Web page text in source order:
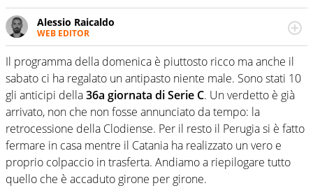
Alessio Raicaldo
WEB EDITOR
Un figlio che si chiama Diego e la tesi di laurea sugli stadi
di proprietà in Italia. Il calcio quale filo conduttore
irrinunciabile tra passione e professione. Per Virgilio
Sport indaga, approfondisce e scandaglia l'universo
mondo dello sport per antonomasia
Il programma della domenica è piuttosto ricco ma anche il
sabato ci ha regalato un antipasto niente male. Sono stati 10
gli anticipi della36a giornata di Serie C. Un verdetto è già
arrivato, non che non fosse annunciato da tempo: la
retrocessione della Clodiense. Per il resto il Perugia si è fatto
fermare in casa mentre il Catania ha realizzato un vero e
proprio colpaccio in trasferta. Andiamo a riepilogare tutto
quello che è accaduto girone per girone.